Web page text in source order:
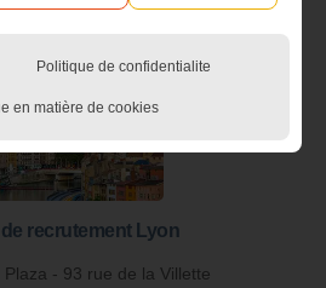
Politique de confidentialite
en matière de cookies
recrutement Lyon
Plaza - 93 rue de la Villette